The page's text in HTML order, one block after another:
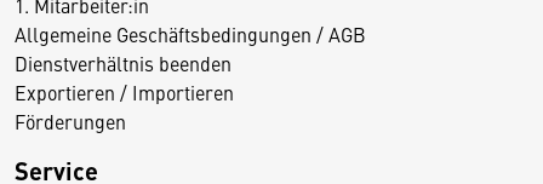
Allgemeine Geschäftsbedingungen / AGB
Dienstverhältnis beenden
Exportieren / Importieren
Förderungen
Service